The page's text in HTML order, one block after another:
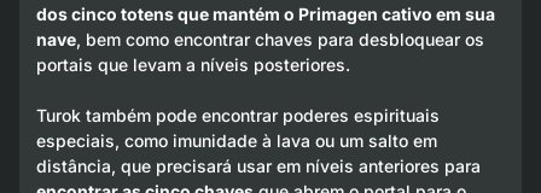
dos cinco totens que mantém o Primagen cativo em sua
nave, bem como encontrar chaves para desbloquear os
portais que levam a níveis posteriores.
Turok também pode encontrar poderes espirituais
especiais, como imunidade à lava ou um salto em
distância, que precisará usar em níveis anteriores para